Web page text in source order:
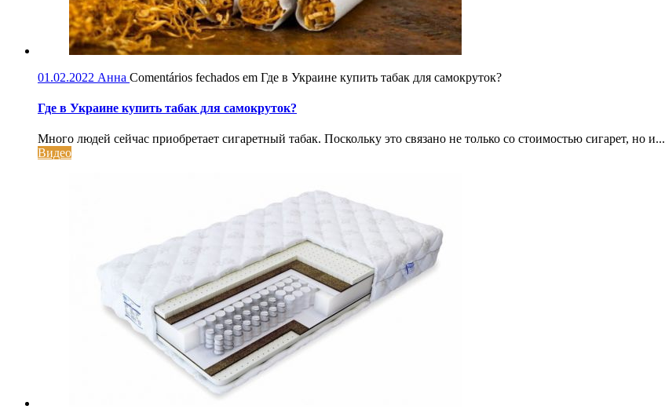
01.02.2022 Анна Comentários fechados em Где в Украине купить табак для самокруток?
Где в Украине купить табак для самокруток?
Много людей сейчас приобретает сигаретный табак. Поскольку это связано не только со стоимостью сигарет, но и...
Видео